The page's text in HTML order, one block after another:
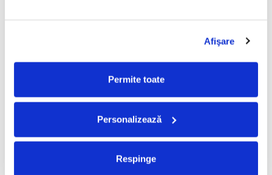
Afişare
Permite toate
Personalizează
Respinge
Various – Clubber's Guide
ADAUGA IN COS
Various – Electro House
ADAUGA IN COS